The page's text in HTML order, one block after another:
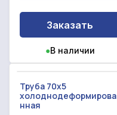
Заказать
●В наличии
Труба 70x5
холоднодеформирова
нная